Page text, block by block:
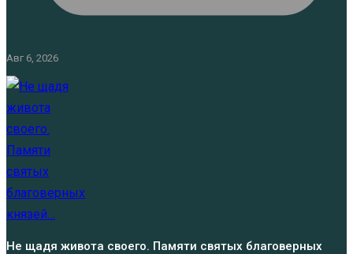
Авг 6, 2026
Не щадя живота своего. Памяти святых благоверных